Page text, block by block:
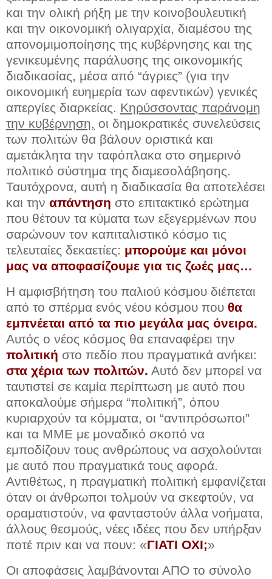
και την ολική ρήξη με την κοινοβουλευτική
και την οικονομική ολιγαρχία, διαμέσου της
απονομιμοποίησης της κυβέρνησης και της
γενικευμένης παράλυσης της οικονομικής
διαδικασίας, μέσα από “άγριες” (για την
οικονομική ευημερία των αφεντικών) γενικές
απεργίες διαρκείας. Κηρύσσοντας παράνομη
την κυβέρνηση, οι δημοκρατικές συνελεύσεις
των πολιτών θα βάλουν οριστικά και
αμετάκλητα την ταφόπλακα στο σημερινό
πολιτικό σύστημα της διαμεσολάβησης.
Ταυτόχρονα, αυτή η διαδικασία θα αποτελέσει
και την απάντηση στο επιτακτικό ερώτημα
που θέτουν τα κύματα των εξεγερμένων που
σαρώνουν τον καπιταλιστικό κόσμο τις
τελευταίες δεκαετίες: μπορούμε και μόνοι
μας να αποφασίζουμε για τις ζωές μας…
Η αμφισβήτηση του παλιού κόσμου διέπεται
από το σπέρμα ενός νέου κόσμου που θα
εμπνέεται από τα πιο μεγάλα μας όνειρα.
Αυτός ο νέος κόσμος θα επαναφέρει την
πολιτική στο πεδίο που πραγματικά ανήκει:
στα χέρια των πολιτών. Αυτό δεν μπορεί να
ταυτιστεί σε καμία περίπτωση με αυτό που
αποκαλούμε σήμερα “πολιτική”, όπου
κυριαρχούν τα κόμματα, οι “αντιπρόσωποι”
και τα ΜΜΕ με μοναδικό σκοπό να
εμποδίζουν τους ανθρώπους να ασχολούνται
με αυτό που πραγματικά τους αφορά.
Αντιθέτως, η πραγματική πολιτική εμφανίζεται
όταν οι άνθρωποι τολμούν να σκεφτούν, να
οραματιστούν, να φανταστούν άλλα νοήματα,
άλλους θεσμούς, νέες ιδέες που δεν υπήρξαν
ποτέ πριν και να πουν: «ΓΙΑΤΙ ΟΧΙ;»
Οι αποφάσεις λαμβάνονται ΑΠΟ το σύνολο